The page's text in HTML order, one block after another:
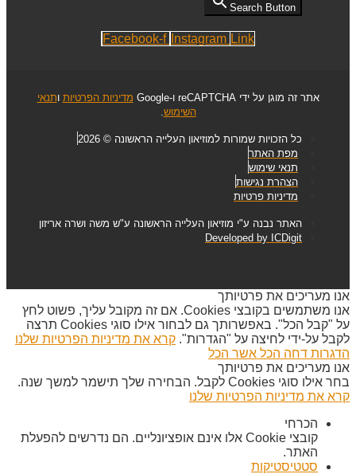
Search Button
Facebook-f Instagram Link
אתר זה מוגן על ידי reCAPTCHA ו-Google מדיניות הפרטיות ותנאי
השימוש
כל הזכויות שמורות למוזיאון העלייה הראשונה © 2026
מפת האתר
תנאי שימוש
הצהרת נגישות
מדיניות פרטיות
האתר נבנה ע"י מוזיאון העלייה הראשונה ע"ש משה ושרה אריזון
Developed by ICDigit
אנו מעריכים את פרטיותך
אנו משתמשים בקובצי Cookies. אם זה מקובל עליך, פשוט לחץ
על "קבל הכל". באפשרותך גם לבחור אילו סוגי Cookies תרצה
לקבל על-ידי לחיצה על "הגדרות". קרא את מדיניות הפרטיות שלנו
הדגרות דחה הכל אשר הכל
אנו מעריכים את פרטיותך
בחר אילו סוגי Cookies לקבל. הבחירה שלך תישמר למשך שנה.
קרא את מדיניות הפרטיות שלנו
הכרחי
קובצי Cookie אלו אינם אופציונליים. הם נדרשים להפעלת
האתר.
סטטיסטיקות